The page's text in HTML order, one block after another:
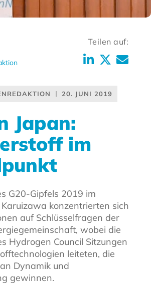
Teilen auf:
20. JUNI 2019
Japan:
im
G20-Gipfels 2019 im
konzentrierten sich
auf Schlüsselfragen der
wobei die
Hydrogen Council Sitzungen
leiteten, die
Dynamik und
gewinnen.